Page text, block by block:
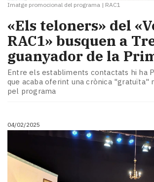
Imatge promocional del programa | RAC1
«Els teloners» del
RAC1» busquen a
guanyador de la
Entre els establiments contactats hi ha
que acaba oferint una crònica "gratuïta"
pel programa
04/02/2025